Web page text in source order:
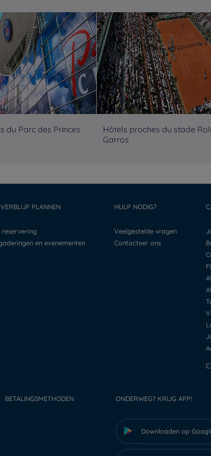
du Parc des Princes
Hôtels proches du stade
Garros
PLANNEN
reservering
en evenementen
HULP NODIG?
Veelgestelde vragen
Contacteer ons
BETALINGSMETHODEN ONDERWEG? KRIJG APP!
Downloaden op